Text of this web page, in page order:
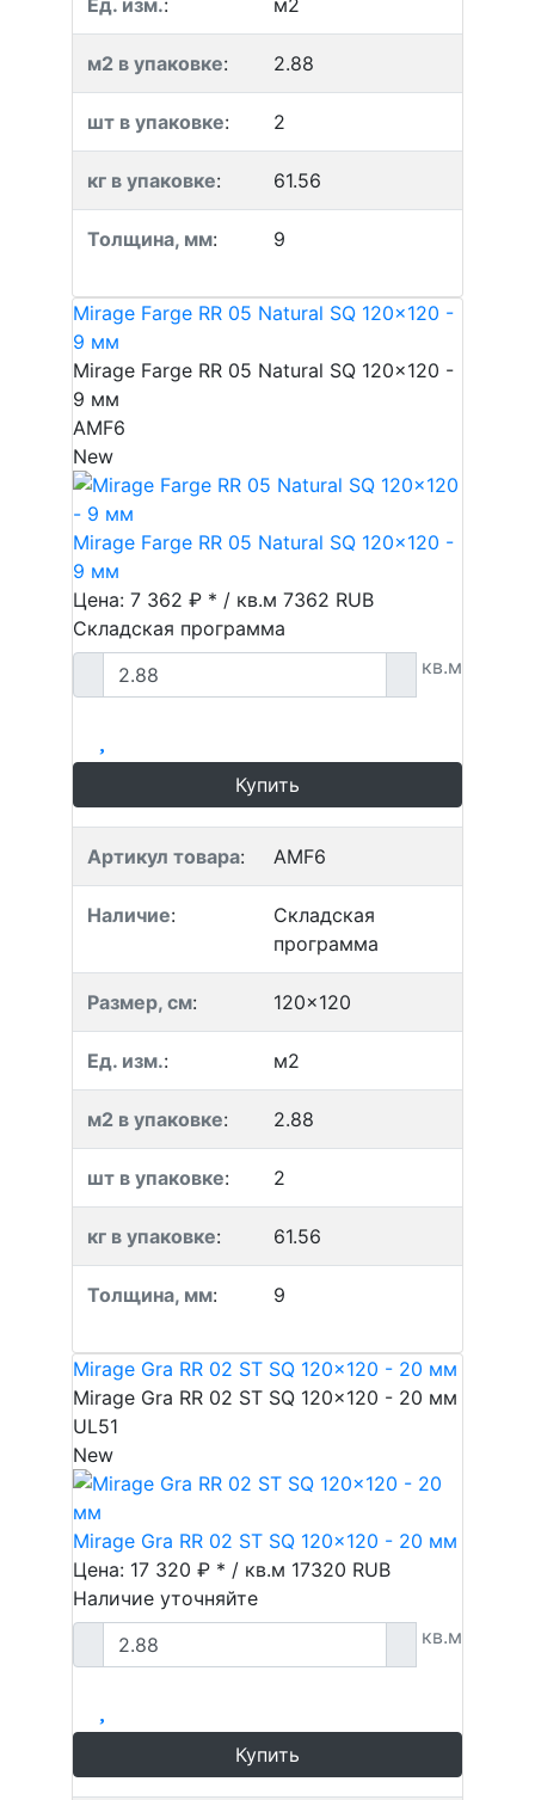
Ед. изм.: м2
м2 в упаковке: 2.88
шт в упаковке: 2
кг в упаковке: 61.56
Толщина, мм: 9
Mirage Farge RR 05 Natural SQ 120x120 -
9 мм
Mirage Farge RR 05 Natural SQ 120x120 -
9 мм
AMF6
New
Mirage Farge RR 05 Natural SQ 120x120 -
9 мм
Цена: 7 362 ₽ * / кв.м 7362 RUB
Складская программа
кв.м
Купить
Артикул товара: AMF6
Наличие:
Складская
программа
Размер, см: 120x120
Ед. изм.: м2
м2 в упаковке: 2.88
шт в упаковке: 2
кг в упаковке: 61.56
Толщина, мм: 9
Mirage Gra RR 02 ST SQ 120x120 - 20 мм
Mirage Gra RR 02 ST SQ 120x120 - 20 мм
UL51
New
Mirage Gra RR 02 ST SQ 120x120 - 20 мм
Цена: 17 320 ₽ * / кв.м 17320 RUB
Наличие уточняйте
кв.м
Купить